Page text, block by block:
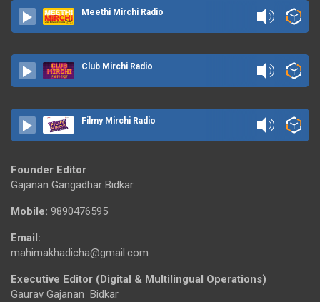
Meethi Mirchi Radio
Club Mirchi Radio
Filmy Mirchi Radio
Founder Editor
Gajanan Gangadhar Bidkar
Mobile: 9890476595
Email:
mahimakhadicha@gmail.com
Executive Editor (Digital & Multilingual Operations)
Gaurav Gajanan Bidkar